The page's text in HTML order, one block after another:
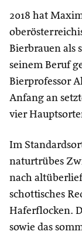
2018 hat
Bierbrauen als
seinem Beruf
Bierprofessor
Anfang an
vier
Im
naturtrübes
nach
schottisches
Haferflocken.
sowie das